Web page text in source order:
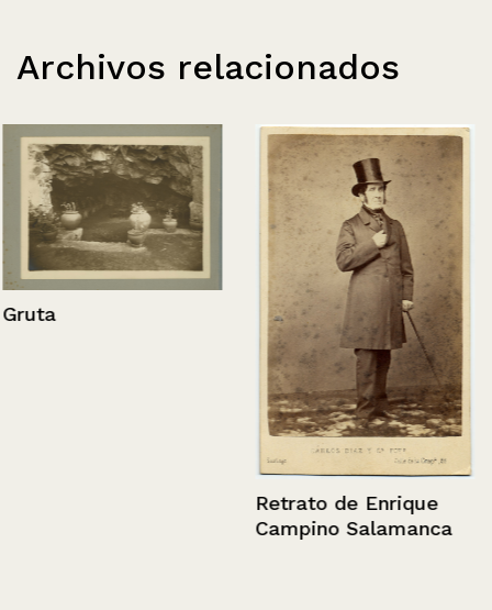
Archivos relacionados
Gruta
Retrato de Enrique
Campino Salamanca